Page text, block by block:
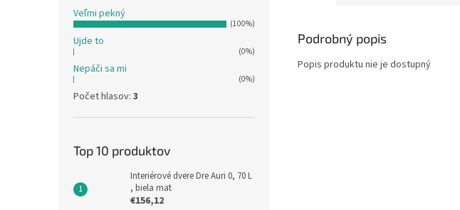
Veľmi pekný
(100%)
Ujde to
(0%)
Nepáči sa mi
(0%)
Počet hlasov: 3
Top 10 produktov
Interiérové dvere Dre Auri 0, 70 L
, biela mat
€156,12
Podrobný popis
Popis produktu nie je dostupný